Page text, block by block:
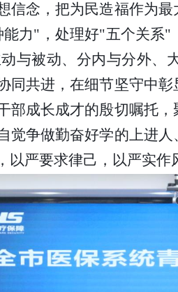
信念，把为民造福作为
能力"，处理好"五个关系"
与被动、分内与分外
同共进，在细节坚守中
部成长成才的殷切嘱托
觉争做勤奋好学的上进
严要求律己，以严实作